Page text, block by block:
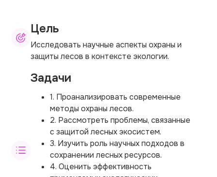
Цель
Исследовать научные аспекты охраны и
защиты лесов в контексте экологии.
Задачи
1. Проанализировать современные
методы охраны лесов.
2. Рассмотреть проблемы, связанные
с защитой лесных экосистем.
3. Изучить роль научных подходов в
сохранении лесных ресурсов.
4. Оценить эффективность